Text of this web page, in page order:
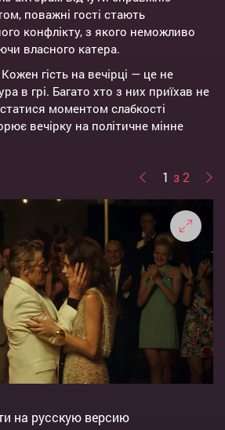
поважні гості стають
конфлікту, з якого неможливо
власного катера.
гість на вечірці — це не
в грі. Багато хто з них приїхав не
моментом слабкості
вечірку на політичне мінне
1 з 2
на русскую версию